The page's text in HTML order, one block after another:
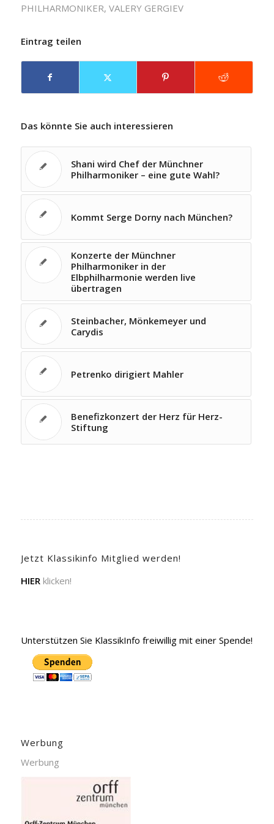
PHILHARMONIKER, VALERY GERGIEV
Eintrag teilen
Das könnte Sie auch interessieren
Shani wird Chef der Münchner
Philharmoniker – eine gute Wahl?
Kommt Serge Dorny nach München?
Konzerte der Münchner
Philharmoniker in der
Elbphilharmonie werden live
übertragen
Steinbacher, Mönkemeyer und
Carydis
Petrenko dirigiert Mahler
Benefizkonzert der Herz für Herz-
Stiftung
Jetzt Klassikinfo Mitglied werden!
HIER klicken!
Unterstützen Sie KlassikInfo freiwillig mit einer Spende!
Werbung
Werbung